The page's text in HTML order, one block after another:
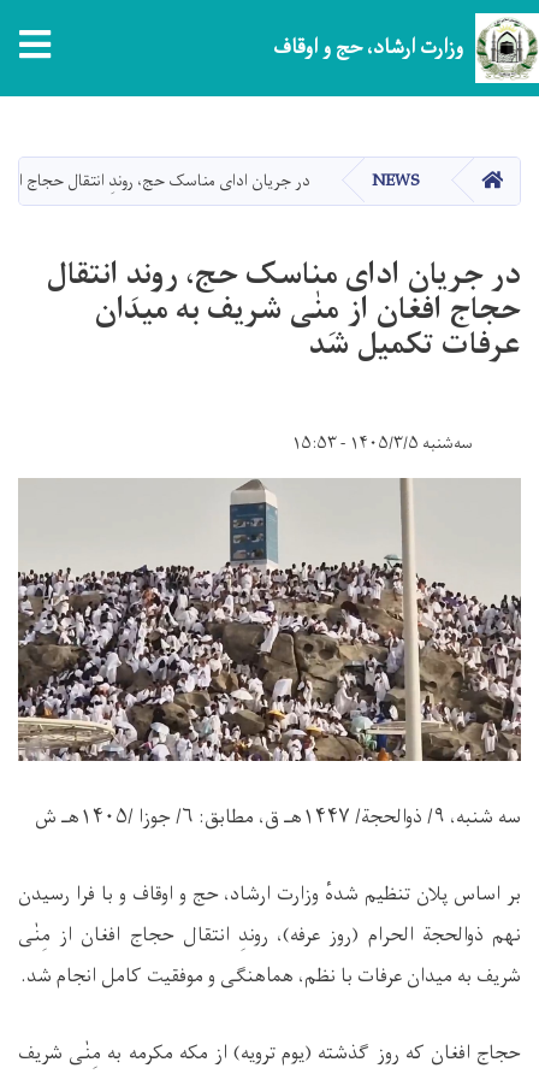
main
content
وزارت ارشاد، حج و اوقاف
HOME
NEWS در جریان ادای مناسک حج، روندِ انتقال حجاج
در جریان ادای مناسک حج، روندِ انتقال
حجاج افغان از مِنٰی شریف به میدان
عرفات تکمیل شد
سه‌شنبه ۱۴۰۵/۳/۵ - ۱۵:۵۳
سه شنبه، ۹/ ذوالحجة/۱۴۴۷هـ ق، مطابق: ۶/ جوزا /۱۴۰۵هـ ش
بر اساس پلان تنظیم‌ شدهٔ وزارت ارشاد، حج و اوقاف و با فرا رسیدن
نهم ذوالحجة الحرام (روز عرفه)، روندِ انتقال حجاج افغان از مِنٰی
شریف به میدان عرفات با نظم، هماهنگی و موفقیت کامل انجام شد.
حجاج افغان که روز گذشته (یوم ترویه) از مکه مکرمه به مِنٰی شریف